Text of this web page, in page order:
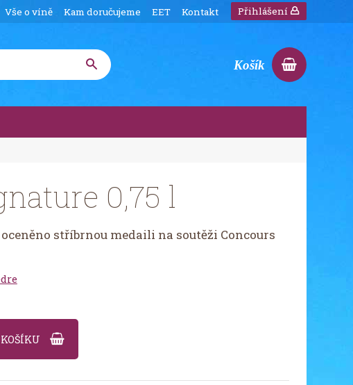
Vše o víně Kam doručujeme EET Kontakt Přihlášení
Košík
0,75 l
stříbrnou medaili na soutěži Concours